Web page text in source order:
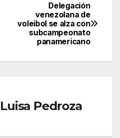
Delegación
venezolana de
voleibol se alza con
subcampeonato
panamericano
Luisa Pedroza